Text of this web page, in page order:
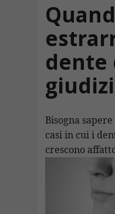
dente
Bisogna
casi in cui i
crescono